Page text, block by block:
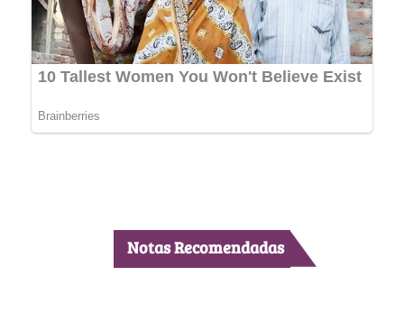
Notas Recomendadas